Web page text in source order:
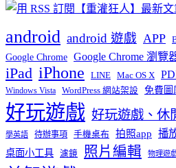
android android 遊戲 APP
Google Chrome Google Chrome 瀏覽
iPad iPhone LINE Mac OS X
Windows Vista WordPress 網站架設 免費圖
好玩遊戲 好玩遊戲、休
學英語 待辦事項 手機桌布 拍照app 播
桌面小工具 濾鏡 照片編輯 物理遊